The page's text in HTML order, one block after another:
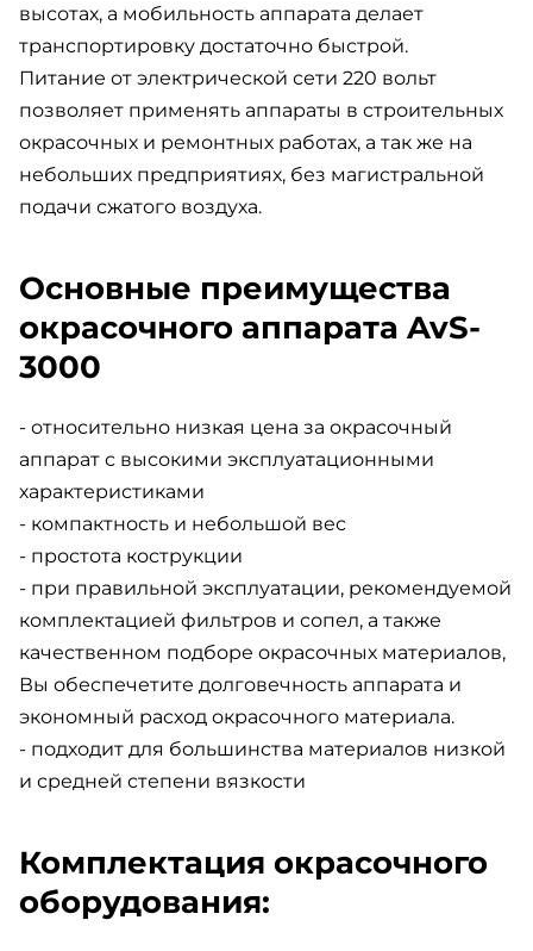
высотах, а мобильность аппарата делает
транспортировку достаточно быстрой.
Питание от электрической сети 220 вольт
позволяет применять аппараты в строительных
окрасочных и ремонтных работах, а так же на
небольших предприятиях, без магистральной
подачи сжатого воздуха.
Основные преимущества
окрасочного аппарата AvS-
3000
- относительно низкая цена за окрасочный
аппарат с высокими эксплуатационными
характеристиками
- компактность и небольшой вес
- простота кострукции
- при правильной эксплуатации, рекомендуемой
комплектацией фильтров и сопел, а также
качественном подборе окрасочных материалов,
Вы обеспечетите долговечность аппарата и
экономный расход окрасочного материала.
- подходит для большинства материалов низкой
и средней степени вязкости
Комплектация окрасочного
оборудования: